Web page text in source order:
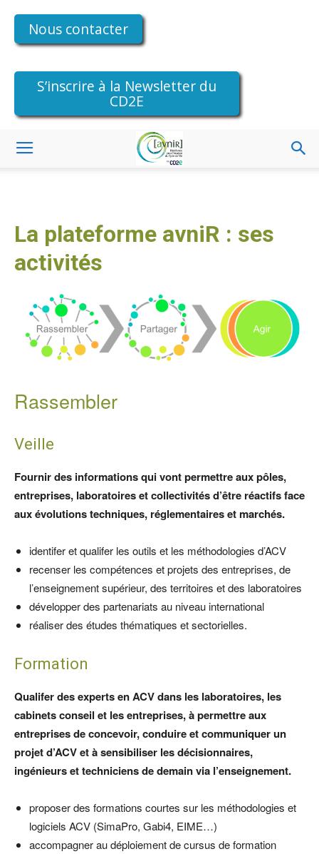
Nous contacter
S’inscrire à la Newsletter du
CD2E
La plateforme avniR : ses
activités
Rassembler
Veille
Fournir des informations qui vont permettre aux pôles,
entreprises, laboratoires et collectivités d’être réactifs face
aux évolutions techniques, réglementaires et marchés.
identifer et qualifer les outils et les méthodologies d’ACV
recenser les compétences et projets des entreprises, de
l’enseignement supérieur, des territoires et des laboratoires
développer des partenariats au niveau international
réaliser des études thématiques et sectorielles.
Formation
Qualifer des experts en ACV dans les laboratoires, les
cabinets conseil et les entreprises, à permettre aux
entreprises de concevoir, conduire et communiquer un
projet d’ACV et à sensibiliser les décisionnaires,
ingénieurs et techniciens de demain via l’enseignement.
proposer des formations courtes sur les méthodologies et
logiciels ACV (SimaPro, Gabi4, EIME…)
accompagner au déploiement de cursus de formation